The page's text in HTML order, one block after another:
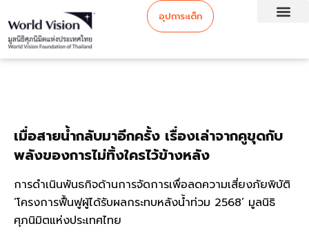
อุปการะเด็ก
เมื่อสายน้ำกลับมาอีกครั้ง เรื่องเล่าจากคูขุดกับ
พลังของการไม่ทิ้งใครไว้ข้างหลัง
การดำเนินพันธกิจด้านการจัดการเพื่อลดความเสี่ยงภัยพิบัติ
‘โครงการฟื้นฟูผู้ได้รับผลกระทบหลังน้ำท่วม 2568’ มูลนิธิ
ศุภนิมิตแห่งประเทศไทย